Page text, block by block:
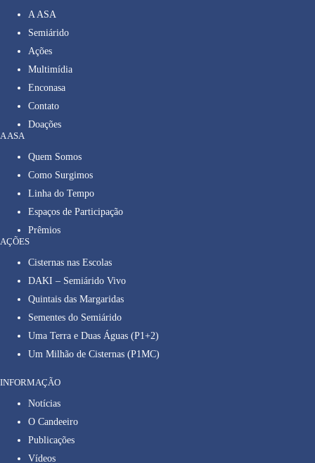
A ASA
Semiárido
Ações
Multimídia
Enconasa
Contato
Doações
A ASA
Quem Somos
Como Surgimos
Linha do Tempo
Espaços de Participação
Prêmios
AÇÕES
Cisternas nas Escolas
DAKI – Semiárido Vivo
Quintais das Margaridas
Sementes do Semiárido
Uma Terra e Duas Águas (P1+2)
Um Milhão de Cisternas (P1MC)
INFORMAÇÃO
Notícias
O Candeeiro
Publicações
Vídeos